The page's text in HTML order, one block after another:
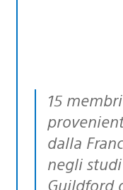
15 membri della community
dalla
negli
Guildford